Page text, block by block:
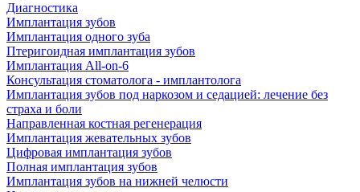
Диагностика
Имплантация зубов
Имплантация одного зуба
Птеригоидная имплантация зубов
Имплантация All-on-6
Консультация стоматолога - имплантолога
Имплантация зубов под наркозом и седацией: лечение без
страха и боли
Направленная костная регенерация
Имплантация жевательных зубов
Цифровая имплантация зубов
Полная имплантация зубов
Имплантация зубов на нижней челюсти